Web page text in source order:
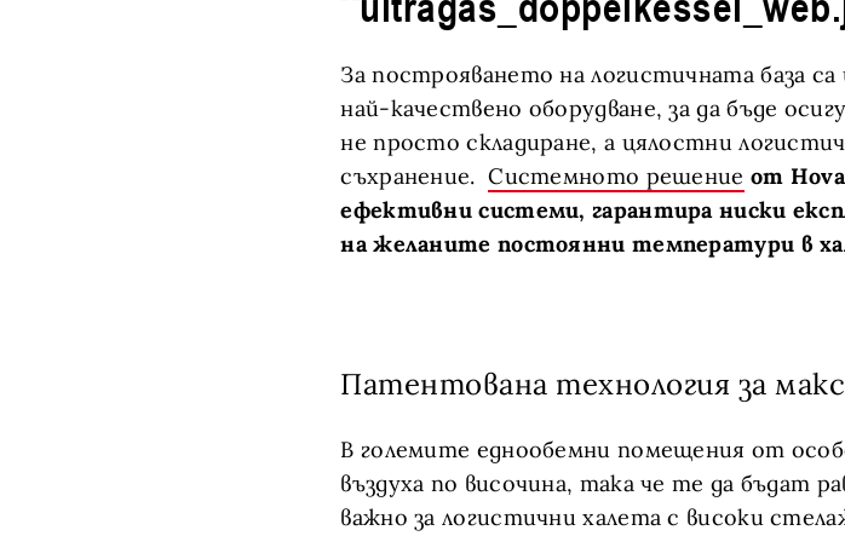
За построяването на логистичната база са
най-качествено оборудване, за да бъде
не просто складиране, а цялостни
съхранение.Системното решение от
ефективни системи, гарантира ниски
на желаните постоянни температури в
Патентована технология за
В големите еднообемни помещения от
въздуха по височина, така че те да бъдат
важно за логистични халета с високи